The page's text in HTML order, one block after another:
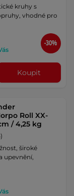
kruhy s
vhodné pro
-30%
Koupit
Roll XX-
/ 4,25 kg
široké
upevnění,